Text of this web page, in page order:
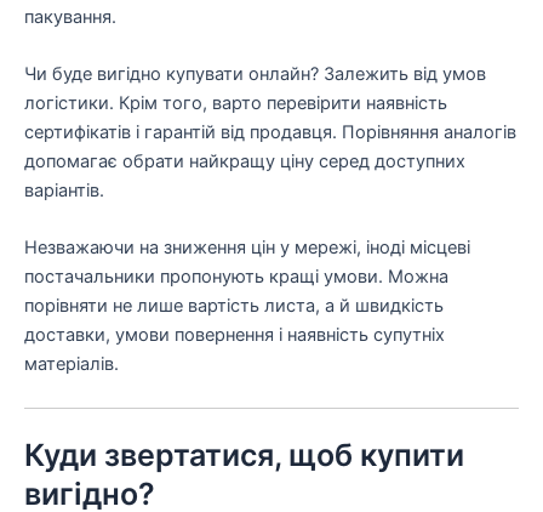
пакування.
Чи буде вигідно купувати онлайн? Залежить від умов
логістики. Крім того, варто перевірити наявність
сертифікатів і гарантій від продавця. Порівняння аналогів
допомагає обрати найкращу ціну серед доступних
варіантів.
Незважаючи на зниження цін у мережі, іноді місцеві
постачальники пропонують кращі умови. Можна
порівняти не лише вартість листа, а й швидкість
доставки, умови повернення і наявність супутніх
матеріалів.
Куди звертатися, щоб купити
вигідно?